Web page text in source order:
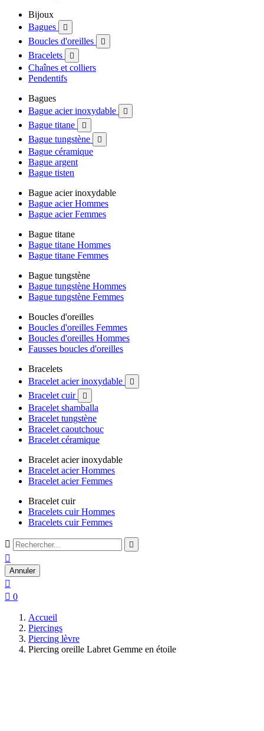
Bijoux
Bagues

Boucles d'oreilles 
Bracelets 
Chaînes et colliers
Pendentifs
Bagues
Bague acier inoxydable

Bague titane 
Bague tungstène 
Bague céramique
Bague argent
Bague tisten
Bague acier inoxydable
Bague acier Hommes
Bague acier Femmes
Bague titane
Bague titane Hommes
Bague titane Femmes
Bague tungstène
Bague tungstène Hommes
Bague tungstène Femmes
Boucles d'oreilles
Boucles d'oreilles Femmes
Boucles d'oreilles Hommes
Fausses boucles d'oreilles
Bracelets
Bracelet acier inoxydable

Bracelet cuir 
Bracelet shamballa
Bracelet tungstène
Bracelet caoutchouc
Bracelet céramique
Bracelet acier inoxydable
Bracelet acier Hommes
Bracelet acier Femmes
Bracelet cuir
Bracelets cuir Hommes
Bracelets cuir Femmes
 

Annuler

 0
Accueil
Piercings
Piercing lèvre
Piercing oreille Labret Gemme en étoile